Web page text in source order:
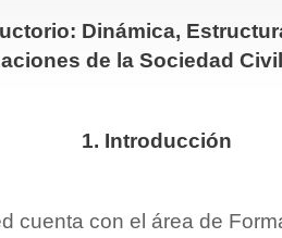
Dinámica,
de la Sociedad
1. Introducción
cuenta con el área de